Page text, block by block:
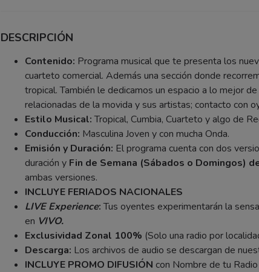
DESCRIPCIÓN
Contenido: Programa musical que te presenta los
cuarteto comercial. Además una sección donde
tropical. También le dedicamos un espacio a lo mejor
relacionadas de la movida y sus artistas; contacto con
Estilo Musical:Tropical, Cumbia, Cuarteto y algo de
Conducción: Masculina Joven y con mucha Onda.
Emisión y Duración: El programa cuenta con dos
duración y Fin de Semana (Sábados o Domingos)
ambas versiones.
INCLUYE FERIADOS NACIONALES
LIVE Experience:Tus oyentes experimentarán la
en VIVO.
Exclusividad Zonal 100% (Solo una radio por
Descarga: Los archivos de audio se descargan de
INCLUYE PROMO DIFUSIÓN con Nombre de tu